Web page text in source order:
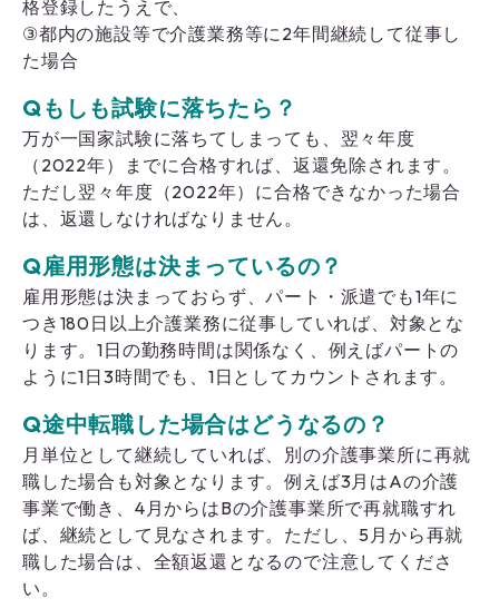
格登録したうえで、
③都内の施設等で介護業務等に2年間継続して従事し
た場合
Qもしも試験に落ちたら？
万が一国家試験に落ちてしまっても、翌々年度
（2022年）までに合格すれば、返還免除されます。
ただし翌々年度（2022年）に合格できなかった場合
は、返還しなければなりません。
Q雇用形態は決まっているの？
雇用形態は決まっておらず、パート・派遣でも1年に
つき180日以上介護業務に従事していれば、対象とな
ります。1日の勤務時間は関係なく、例えばパートの
ように1日3時間でも、1日としてカウントされます。
Q途中転職した場合はどうなるの？
月単位として継続していれば、別の介護事業所に再就
職した場合も対象となります。例えば3月はAの介護
事業で働き、4月からはBの介護事業所で再就職すれ
ば、継続として見なされます。ただし、5月から再就
職した場合は、全額返還となるので注意してくださ
い。